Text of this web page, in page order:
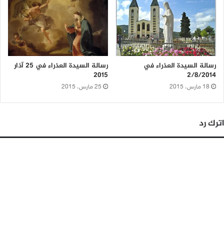
رسالة السيدة العذراء في
2/8/2014
18 مارس، 2015
رسالة السيدة العذراء في 25 آذار
2015
25 مارس، 2015
اترك رد